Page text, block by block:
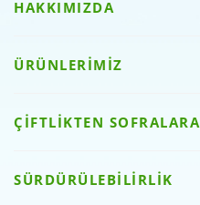
HAKKIMIZDA
ÜRÜNLERİMİZ
ÇİFTLİKTEN SOFRALARA
SÜRDÜRÜLEBİLİRLİK